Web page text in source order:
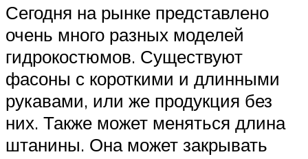
Сегодня на рынке представлено
очень много разных моделей
гидрокостюмов. Существуют
фасоны с короткими и длинными
рукавами, или же продукция без
них. Также может меняться длина
штанины. Она может закрывать